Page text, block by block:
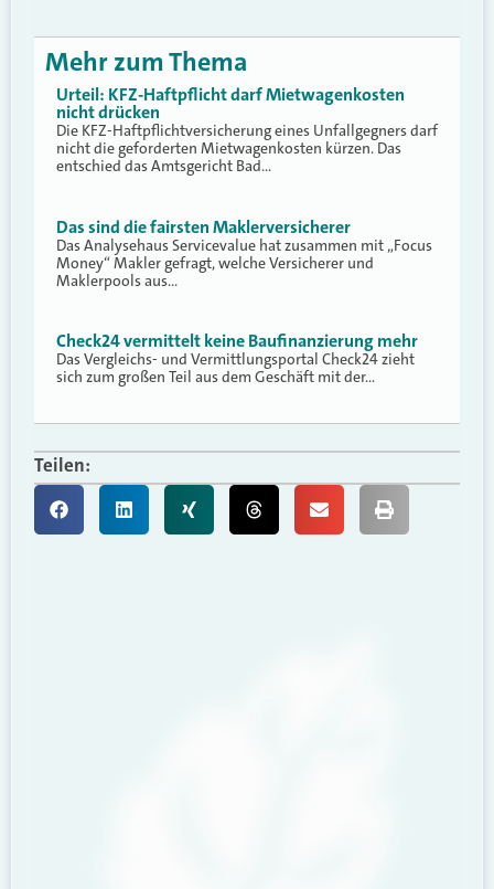
Mehr zum Thema
Urteil: KFZ-Haftpflicht darf Mietwagenkosten
nicht drücken
Die KFZ-Haftpflichtversicherung eines Unfallgegners darf
nicht die geforderten Mietwagenkosten kürzen. Das
entschied das Amtsgericht Bad…
Das sind die fairsten Maklerversicherer
Das Analysehaus Servicevalue hat zusammen mit „Focus
Money“ Makler gefragt, welche Versicherer und
Maklerpools aus…
Check24 vermittelt keine Baufinanzierung mehr
Das Vergleichs- und Vermittlungsportal Check24 zieht
sich zum großen Teil aus dem Geschäft mit der…
Teilen: